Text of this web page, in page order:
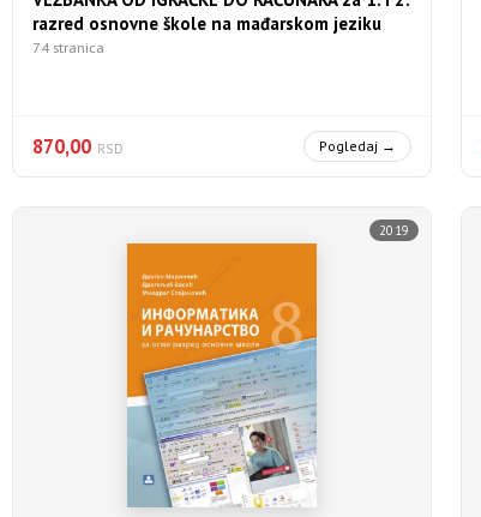
razred osnovne škole na mađarskom jeziku
74 stranica
870,00 RSD Pogledaj →
2019